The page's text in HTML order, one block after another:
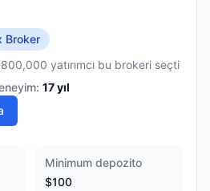
Broker
yatırımcı bu brokeri seçti
17yıl
Minimum depozito
$100